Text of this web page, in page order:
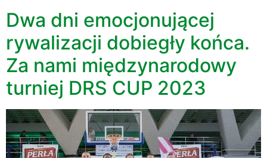
Dwa dni emocjonującej
rywalizacji dobiegły końca.
Za nami międzynarodowy
turniej DRS CUP 2023